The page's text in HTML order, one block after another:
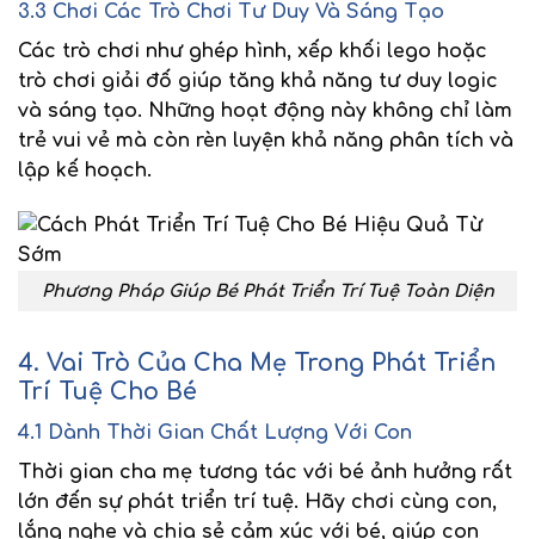
3.3 Chơi Các Trò Chơi Tư Duy Và Sáng Tạo
Các trò chơi như ghép hình, xếp khối lego hoặc
trò chơi giải đố giúp tăng khả năng tư duy logic
và sáng tạo. Những hoạt động này không chỉ làm
trẻ vui vẻ mà còn rèn luyện khả năng phân tích và
lập kế hoạch.
Phương Pháp Giúp Bé Phát Triển Trí Tuệ Toàn Diện
4. Vai Trò Của Cha Mẹ Trong Phát Triển
Trí Tuệ Cho Bé
4.1 Dành Thời Gian Chất Lượng Với Con
Thời gian cha mẹ tương tác với bé ảnh hưởng rất
lớn đến sự phát triển trí tuệ. Hãy chơi cùng con,
lắng nghe và chia sẻ cảm xúc với bé, giúp con